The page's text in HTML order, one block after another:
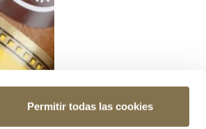
Permitir todas las cookies